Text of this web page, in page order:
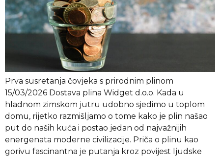
Prva susretanja čovjeka s prirodnim plinom
15/03/2026 Dostava plina Widget d.o.o. Kada u
hladnom zimskom jutru udobno sjedimo u toplom
domu, rijetko razmišljamo o tome kako je plin našao
put do naših kuća i postao jedan od najvažnijih
energenata moderne civilizacije. Priča o plinu kao
gorivu fascinantna je putanja kroz povijest ljudske